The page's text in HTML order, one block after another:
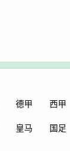
德甲 西甲
皇马 国足